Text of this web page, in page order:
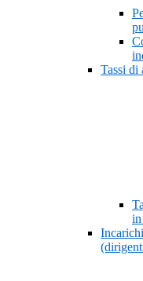
Tassi di
in